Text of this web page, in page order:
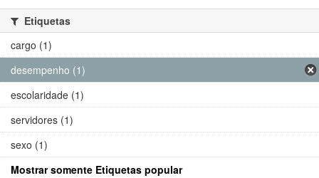
Etiquetas
cargo (1)
desempenho (1)
escolaridade (1)
servidores (1)
sexo (1)
Mostrar somente Etiquetas popular